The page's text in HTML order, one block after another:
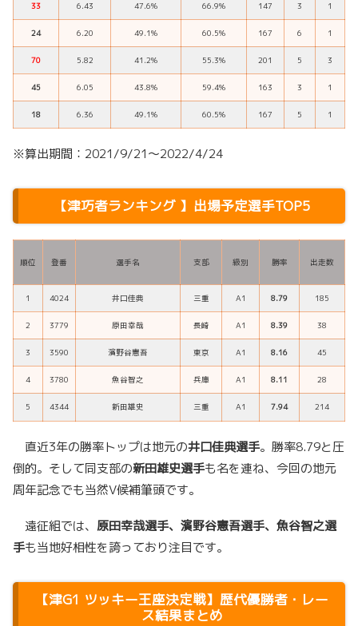
33 6.43 47.6% 66.9% 147 3 1
24 6.20 49.1% 60.5% 167 6 1
70 5.82 41.2% 55.3% 201 5 3
45 6.05 43.8% 59.4% 163 3 1
18 6.36 49.1% 60.5% 167 5 1
※算出期間：2021/9/21～2022/4/24
【津巧者ランキング 】出場予定選手TOP5
順位 登番 選手名 支部 級別 勝率 出走数
1 4024 井口佳典 三重 A1 8.79 185
2 3779 原田幸哉 長崎 A1 8.39 38
3 3590 濱野谷憲吾 東京 A1 8.16 45
4 3780 魚谷智之 兵庫 A1 8.11 28
5 4344 新田雄史 三重 A1 7.94 214
直近3年の勝率トップは地元の井口佳典選手。勝率8.79と圧
倒的。そして同支部の新田雄史選手も名を連ね、今回の地元
周年記念でも当然V候補筆頭です。
遠征組では、 原田幸哉選手、濱野谷憲吾選手、魚谷智之選
手も当地好相性を誇っており注目です。
【津G1 ツッキー王座決定戦】歴代優勝者・レー
ス結果まとめ